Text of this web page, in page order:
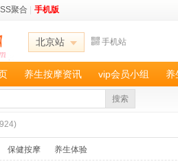
聚合 手机版
北京站 手机站
养生按摩资讯 vip会员小组 养
搜索
保健按摩 养生体验